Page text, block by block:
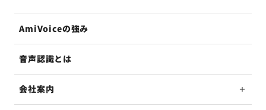
AmiVoiceの強み
音声認識とは
会社案内